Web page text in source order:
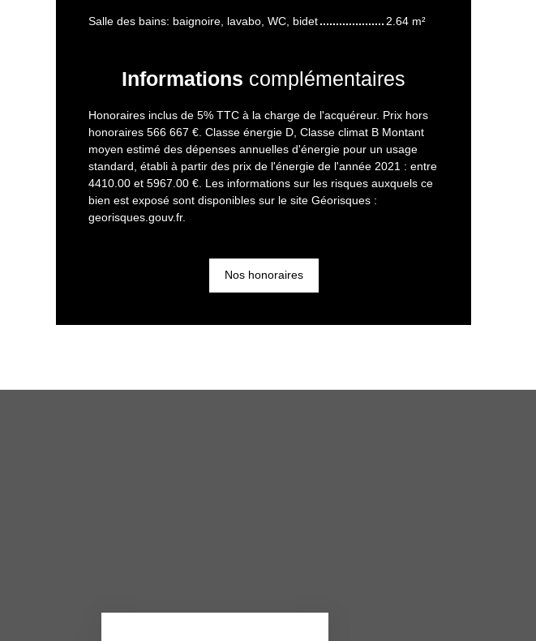
Salle des bains: baignoire, lavabo, WC, bidet
2.64 m²
Informations complémentaires
Honoraires inclus de 5% TTC à la charge de l'acquéreur. Prix hors
honoraires 566 667 €. Classe énergie D, Classe climat B Montant
moyen estimé des dépenses annuelles d'énergie pour un usage
standard, établi à partir des prix de l'énergie de l'année 2021 : entre
4410.00 et 5967.00 €. Les informations sur les risques auxquels ce
bien est exposé sont disponibles sur le site Géorisques :
georisques.gouv.fr.
Nos honoraires